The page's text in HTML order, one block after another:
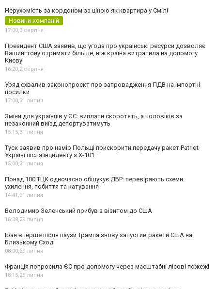
Нерухомість за кордоном за ціною як квартира у Смілі
Новини компаній
17:00,3 серпня
Президент США заявив, що угода про українські ресурси дозволяє
Вашингтону отримати більше, ніж країна витратила на допомогу
Києву
16:20,2 серпня
Уряд схвалив законопроєкт про запровадження ПДВ на імпортні
посилки
17:00,31 липня
Зміни для українців у ЄС: виплати скоротять, а чоловіків за
незаконний виїзд депортуватимуть
15:15,31 липня
Туск заявив про намір Польщі прискорити передачу ракет Patriot
Україні після інциденту з Х-101
15:00,31 липня
Понад 100 ТЦК одночасно обшукує ДБР: перевіряють схеми
ухилення, побиття та катування
14:41,31 липня
Володимир Зеленський прибув з візитом до США
16:38,29 липня
Іран вперше після паузи Трампа знову запустив ракети США на
Близькому Сході
08:00,29 липня
Франція попросила ЄС про допомогу через масштабні лісові пожежі
18:15,25 липня